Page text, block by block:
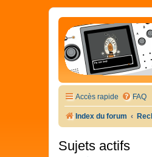
Accès rapide FAQ
Index du forum
Sujets actifs